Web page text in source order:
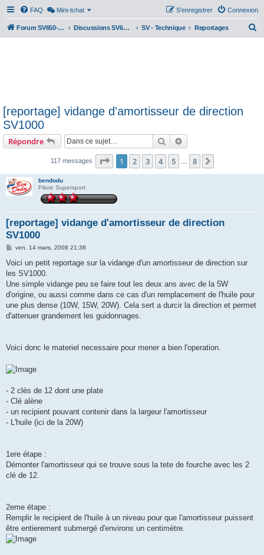
FAQ Mini-tchat Connexion
S’enregistrer
Forum SV650-SV1000 Discussions SV650 & SV1000 N/S SV - Technique Reportages
[reportage] vidange d'amortisseur de direction
SV1000
Répondre Rechercher
117 messages Page 1sur8
1 2 3 4 5 8
bendodu
Pilote Supersport
[reportage] vidange d'amortisseur de direction
SV1000
M
s
a
g
ven. 14 mars, 2008 21:38
Voici un petit reportage sur la vidange d'un amortisseur de direction sur
les SV1000.
Une simple vidange peu se faire tout les deux ans avec de la 5W
d'origine, ou aussi comme dans ce cas d'un remplacement de l'huile pour
une plus dense (10W, 15W, 20W). Cela sert a durcir la direction et permet
d'attenuer grandement les guidonnages.
Voici donc le materiel necessaire pour mener a bien l'operation.
- 2 clés de 12 dont une plate
- Clé alène
- un recipient pouvant contenir dans la largeur l'amortisseur
- L'huile (ici de la 20W)
1ere étape :
Démonter l'amortisseur qui se trouve sous la tete de fourche avec les 2
clé de 12.
2eme étape :
Remplir le recipient de l'huile à un niveau pour que l'amortisseur puissent
être entierement submergé d'environs un centimètre.